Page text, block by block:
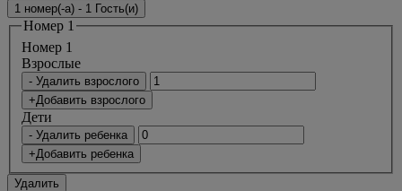
1 номер(-а) - 1 Гость(и)
Номер 1
Номер 1
Bзрослые
- Удалить взрослого
+Добавить взрослого
Дети
- Удалить ребенка
+Добавить ребенка
Удалить